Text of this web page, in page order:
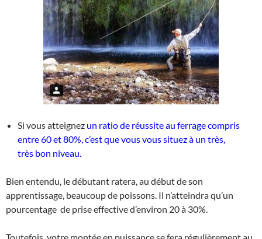
Si vous atteignez un ratio de réussite au ferrage compris
entre 60 et 80%, c’est que vous vous situez à un très,
très bon niveau.
Bien entendu, le débutant ratera, au début de son
apprentissage, beaucoup de poissons. Il n’atteindra qu’un
pourcentage de prise effective d’environ 20 à 30%.